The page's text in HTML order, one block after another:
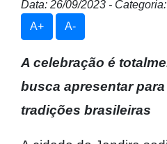
Data: 26/09/2023 -
A+
A-
A celebração é
busca apresentar
tradições brasileiras